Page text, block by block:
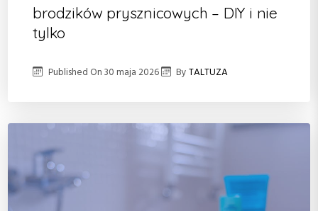
brodzików prysznicowych – DIY i nie
tylko
Published On30 maja 2026 ByTALTUZA